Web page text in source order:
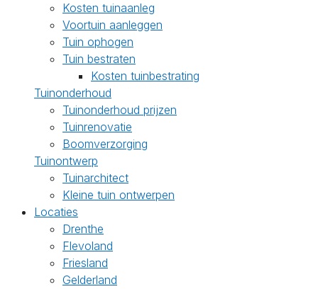
Kosten tuinaanleg
Voortuin aanleggen
Tuin ophogen
Tuin bestraten
Kosten tuinbestrating
Tuinonderhoud
Tuinonderhoud prijzen
Tuinrenovatie
Boomverzorging
Tuinontwerp
Tuinarchitect
Kleine tuin ontwerpen
Locaties
Drenthe
Flevoland
Friesland
Gelderland